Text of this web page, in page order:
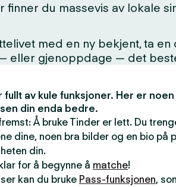
du massevis av lokale
med en ny bekjent, ta
eller gjenoppdage — det
fullt av kule funksjoner. Her er
din enda bedre.
Å bruke Tinder er lett. Du
dine, noen bra bilder og en bio på
din.
for å begynne å matche!
kan du bruke Pass-funksjonen,